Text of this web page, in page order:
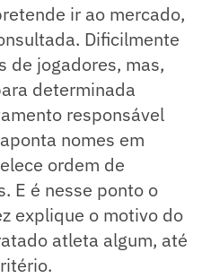
ir ao mercado,
Dificilmente
de jogadores, mas,
determinada
responsável
nomes em
ordem de
E é nesse ponto o
explique o motivo do
atleta algum, até